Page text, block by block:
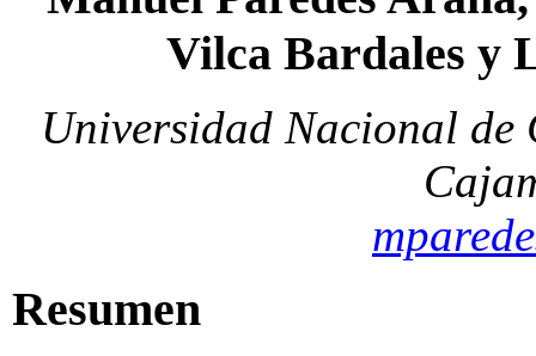
Vilca Bardales y
Universidad Nacional de
Resumen